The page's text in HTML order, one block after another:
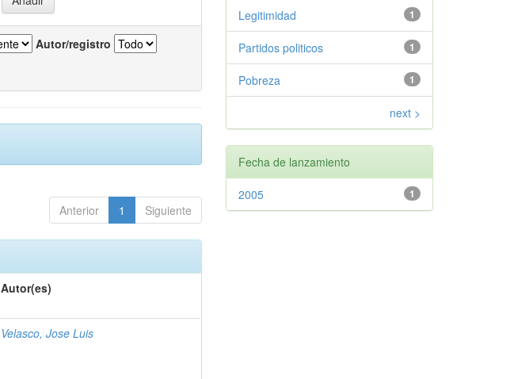
Autor/registro
Anterior 1 Siguiente
Autor(es)
Velasco, Jose Luis
1
Legitimidad
1
Partidos politicos
1
Pobreza
next >
Fecha de lanzamiento
1
2005